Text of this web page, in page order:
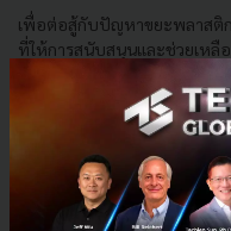
เพื่อต่อสู้กับปัญหาขยะพลาสติก
ที่ให้การสนับสนุนและช่วยเหลื
เปลี่ยนแปลง ด้วยโมเดลเพื่อกา
พฤศจิกายน 4, 2022| By
SMEs Startups